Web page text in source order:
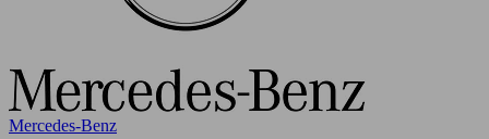
Mercedes-Benz